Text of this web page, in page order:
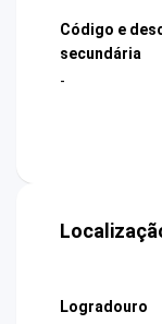
Código e
secundária
-
Logradouro